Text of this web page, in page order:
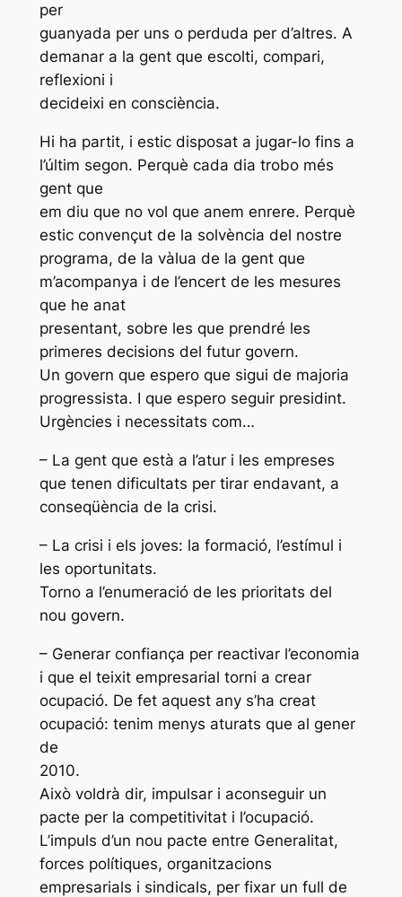
per
guanyada per uns o perduda per d’altres. A
demanar a la gent que escolti, compari,
reflexioni i
decideixi en consciència.
Hi ha partit, i estic disposat a jugar-lo fins a
l’últim segon. Perquè cada dia trobo més
gent que
em diu que no vol que anem enrere. Perquè
estic convençut de la solvència del nostre
programa, de la vàlua de la gent que
m’acompanya i de l’encert de les mesures
que he anat
presentant, sobre les que prendré les
primeres decisions del futur govern.
Un govern que espero que sigui de majoria
progressista. I que espero seguir presidint.
Urgències i necessitats com…
– La gent que està a l’atur i les empreses
que tenen dificultats per tirar endavant, a
conseqüència de la crisi.
– La crisi i els joves: la formació, l’estímul i
les oportunitats.
Torno a l’enumeració de les prioritats del
nou govern.
– Generar confiança per reactivar l’economia
i que el teixit empresarial torni a crear
ocupació. De fet aquest any s’ha creat
ocupació: tenim menys aturats que al gener
de
2010.
Això voldrà dir, impulsar i aconseguir un
pacte per la competitivitat i l’ocupació.
L’impuls d’un nou pacte entre Generalitat,
forces polítiques, organitzacions
empresarials i sindicals, per fixar un full de